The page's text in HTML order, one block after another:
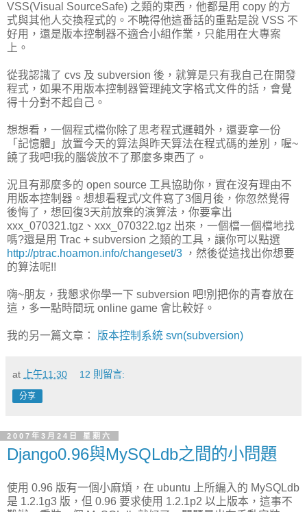
VSS(Visual SourceSafe) 之類的東西，他都是用 copy 的方
式與其他人交換程式的。不曉得他這番話的重點是說 VSS 不
好用，還是版本控制器不適合小組作業，只能用在大專案
上。
從我認識了 cvs 及 subversion 後，就算是只有我自己在開發
程式，如果不用版本控制器管理純文字格式文件的話，會覺
得十分對不起自己。
想想看，一個程式檔你除了思考程式邏輯外，還要拿一份
「記憶體」放置今天的算法與昨天算法在程式碼的差別，喔~
饒了我吧!我的腦袋放不了那麼多東西了。
況且有那麼多的 open source 工具協助你，實在沒有理由不
用版本控制器。想想看程式/文件寫了3個月後，你忽然覺得
後悔了，想回復3天前放棄的演算法，你要拿出
xxx_070321.tgz、xxx_070322.tgz 出來，一個檔一個檔地找
嗎?還是用 Trac + subversion 之類的工具，讓你可以點選
http://ptrac.hoamon.info/changeset/3 ，然後從這找出你想要
的算法呢!!
嗨~朋友，我懇求你學一下 subversion 吧!別把你的青春放在
這，多一點時間玩 online game 會比較好。
我的另一篇文章： 版本控制系統 svn(subversion)
at 上午11:30 12 則留言:
分享
2007年3月24日 星期六
Django0.96與MySQLdb之間的小問題
使用 0.96 版有一個小麻煩，在 ubuntu 上所編入的 MySQLdb
是 1.2.1g3 版，但 0.96 要求使用 1.2.1p2 以上版本，這事不